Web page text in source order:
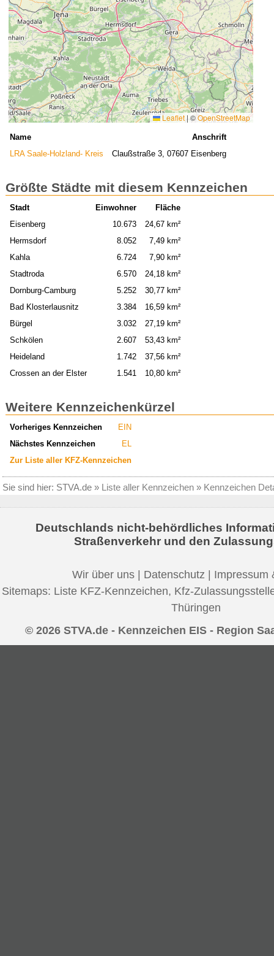
Leaflet | ©OpenStreetMap
Name
Anschrift
LRA Saale-Holzland- Kreis
Claußstraße 3, 07607 Eisenberg
Größte Städte mit diesem Kennzeichen
Stadt Einwohner
Fläche
Eisenberg
10.673
24,67 km²
Hermsdorf
8.052
7,49 km²
Kahla
6.724
7,90 km²
Stadtroda
6.570
24,18 km²
Dornburg-Camburg
5.252
30,77 km²
Bad Klosterlausnitz
3.384
16,59 km²
Bürgel
3.032
27,19 km²
Schkölen
2.607
53,43 km²
Heideland
1.742
37,56 km²
Crossen an der Elster
1.541 10,80 km²
Weitere Kennzeichenkürzel
Vorheriges Kennzeichen
EIN
Nächstes Kennzeichen
EL
Zur Liste aller KFZ-Kennzeichen
Sie sind hier: STVA.de » Liste aller Kennzeichen » Kennzeichen
Deutschlands nicht-behördliches
Straßenverkehr und den
Wir über uns | Datenschutz | Impressum
Sitemaps: Liste KFZ-Kennzeichen, Kfz-
Thüringen
© 2026 STVA.de - Kennzeichen EIS - Region